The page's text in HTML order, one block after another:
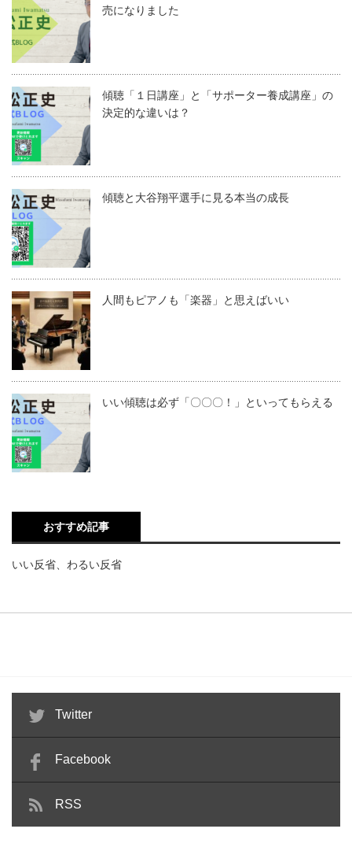
売になりました
傾聴「１日講座」と「サポーター養成講座」の
決定的な違いは？
傾聴と大谷翔平選手に見る本当の成長
人間もピアノも「楽器」と思えばいい
いい傾聴は必ず「〇〇〇！」といってもらえる
おすすめ記事
いい反省、わるい反省
Twitter
Facebook
RSS